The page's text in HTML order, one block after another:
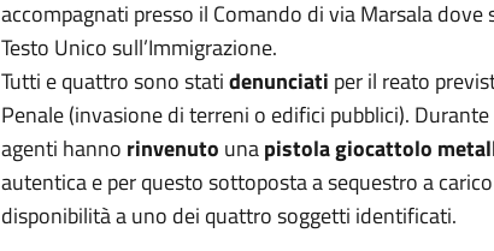
accompagnati presso il Comando di via Marsala
Testo Unico sull’Immigrazione.
Tutti e quattro sono statidenunciati per il reato
Penale (invasione di terreni o edifici pubblici).
agenti hanno rinvenuto unapistola giocattolo
autentica e per questo sottoposta a sequestro a
disponibilità a uno dei quattro soggetti identificati.